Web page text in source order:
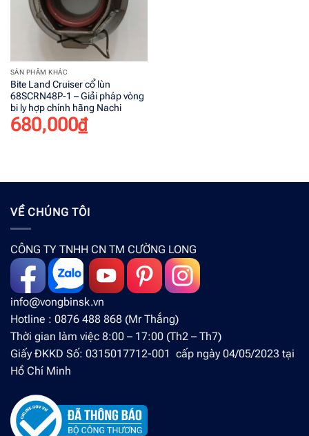
SẢN PHẨM KHÁC
Bite Land Cruiser cổ lùn
68SCRN48P-1 – Giải pháp vòng
bi ly hợp chính hãng Nachi
680,000₫
VỀ CHÚNG TÔI
CÔNG TY TNHH CN TM CƯỜNG LONG
info@vongbinsk.vn
Hotline : 0876 488 868 (Mr Thắng)
Thời gian làm việc 8:00 – 17:00 (Th2 – Th7)
Giấy ĐKKD Số: 0315017712-001 cấp ngày 04/05/2023 tại
Hồ Chí Minh